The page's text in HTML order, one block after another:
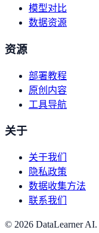
模型对比
数据资源
资源
部署教程
原创内容
工具导航
关于
关于我们
隐私政策
数据收集方法
联系我们
© 2026 DataLearner AI.